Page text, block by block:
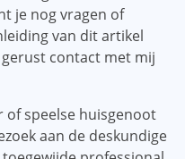
je nog vragen of
van dit artikel
contact met mij
speelse huisgenoot
aan de deskundige